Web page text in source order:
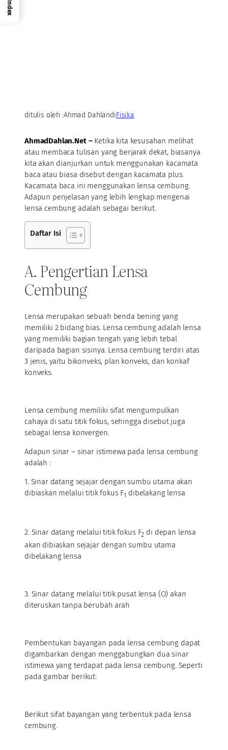
ditulis oleh :Ahmad DahlandiFisika
AhmadDahlan.Net – Ketika kita kesusahan melihat
atau membaca tulisan yang berjarak dekat, biasanya
kita akan dianjurkan untuk menggunakan kacamata
baca atau biasa disebut dengan kacamata plus.
Kacamata baca ini menggunakan lensa cembung.
Adapun penjelasan yang lebih lengkap mengenai
lensa cembung adalah sebagai berikut.
Daftar Isi
A. Pengertian Lensa
Cembung
Lensa merupakan sebuah benda bening yang
memiliki 2 bidang bias. Lensa cembung adalah lensa
yang memiliki bagian tengah yang lebih tebal
daripada bagian sisinya. Lensa cembung terdiri atas
3 jenis, yaitu bikonveks, plan konveks, dan konkaf
konveks.
Lensa cembung memiliki sifat mengumpulkan
cahaya di satu titik fokus, sehingga disebut juga
sebagai lensa konvergen.
Adapun sinar – sinar istimewa pada lensa cembung
adalah :
1. Sinar datang sejajar dengan sumbu utama akan
dibiaskan melalui titik fokus F1 dibelakang lensa
2. Sinar datang melalui titik fokus F2 di depan lensa
akan dibiaskan sejajar dengan sumbu utama
dibelakang lensa
3. Sinar datang melalui titik pusat lensa (O) akan
diteruskan tanpa berubah arah
Pembentukan bayangan pada lensa cembung dapat
digambarkan dengan menggabungkan dua sinar
istimewa yang terdapat pada lensa cembung. Seperti
pada gambar berikut:
Berikut sifat bayangan yang terbentuk pada lensa
cembung.
Index